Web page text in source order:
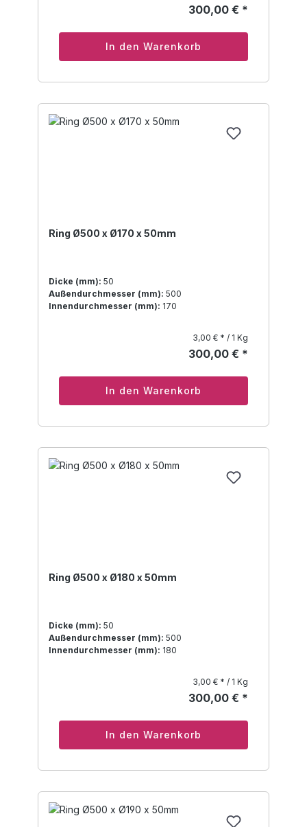
300,00 € *
In den Warenkorb
Ring Ø500 x Ø170 x 50mm
Dicke (mm): 50
Außendurchmesser (mm): 500
Innendurchmesser (mm): 170
3,00 € * / 1 Kg
300,00 € *
In den Warenkorb
Ring Ø500 x Ø180 x 50mm
Dicke (mm): 50
Außendurchmesser (mm): 500
Innendurchmesser (mm): 180
3,00 € * / 1 Kg
300,00 € *
In den Warenkorb